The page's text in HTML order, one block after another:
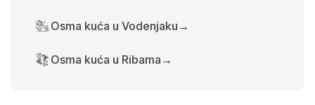
Osma kuća u Vodenjaku →
Osma kuća u Ribama →